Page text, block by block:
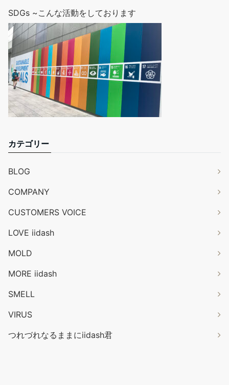
SDGs ~こんな活動をしております
カテゴリー
BLOG
COMPANY
CUSTOMERS VOICE
LOVE iidash
MOLD
MORE iidash
SMELL
VIRUS
つれづれなるままにiidash君